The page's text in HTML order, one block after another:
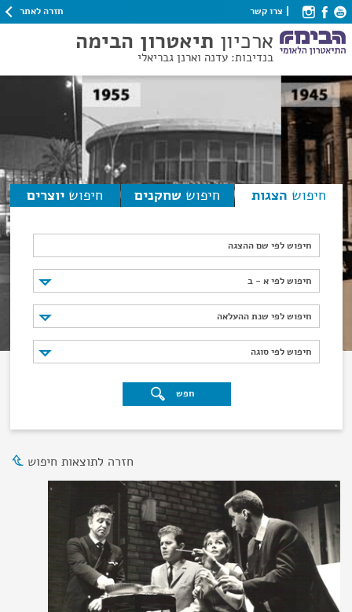
צרו קשר חזרה לאתר
ארכיון תיאטרון הבימה
בנדיבות: עדנה וארנן גבריאלי
חיפוש הצגות חיפוש שחקנים חיפוש יוצרים
חיפוש לפי שם ההצגה
חיפוש לפי א - ב
חיפוש לפי א - ב
חיפוש לפי שנת ההעלאה
חיפוש לפי שנת ההעלאה
חיפוש לפי סוגה
חיפוש לפי סוגה
חפש
חזרה לתוצאות חיפוש